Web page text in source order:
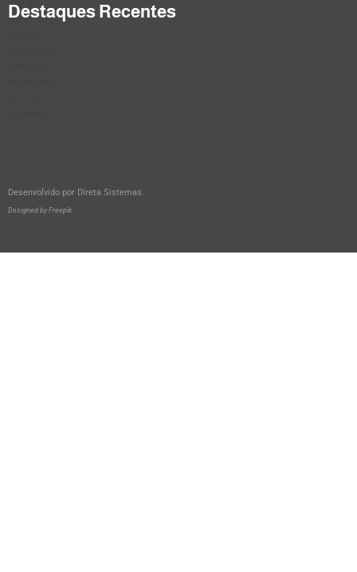
Destaques Recentes
Desenvolvido por Direta Sistemas
Designed by Freepik